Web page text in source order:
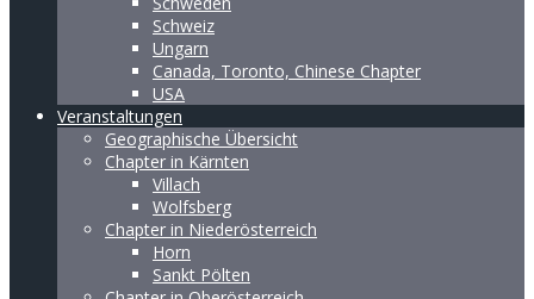
Schweiz
Ungarn
Canada, Toronto, Chinese Chapter
USA
Veranstaltungen
Geographische Übersicht
Chapter in Kärnten
Villach
Wolfsberg
Chapter in Niederösterreich
Horn
Sankt Pölten